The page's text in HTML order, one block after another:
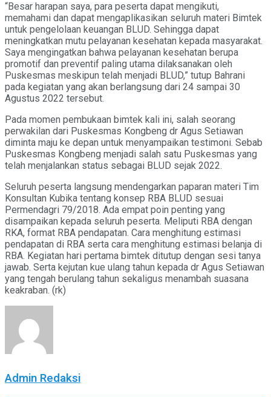
“Besar harapan saya, para peserta dapat mengikuti,
memahami dan dapat mengaplikasikan seluruh materi Bimtek
untuk pengelolaan keuangan BLUD. Sehingga dapat
meningkatkan mutu pelayanan kesehatan kepada masyarakat.
Saya mengingatkan bahwa pelayanan kesehatan berupa
promotif dan preventif paling utama dilaksanakan oleh
Puskesmas meskipun telah menjadi BLUD,” tutup Bahrani
pada kegiatan yang akan berlangsung dari 24 sampai 30
Agustus 2022 tersebut.
Pada momen pembukaan bimtek kali ini, salah seorang
perwakilan dari Puskesmas Kongbeng dr Agus Setiawan
diminta maju ke depan untuk menyampaikan testimoni. Sebab
Puskesmas Kongbeng menjadi salah satu Puskesmas yang
telah menjalankan status sebagai BLUD sejak 2022.
Seluruh peserta langsung mendengarkan paparan materi Tim
Konsultan Kubika tentang konsep RBA BLUD sesuai
Permendagri 79/2018. Ada empat poin penting yang
disampaikan kepada seluruh peserta. Meliputi RBA dengan
RKA, format RBA pendapatan. Cara menghitung estimasi
pendapatan di RBA serta cara menghitung estimasi belanja di
RBA. Kegiatan hari pertama bimtek ditutup dengan sesi tanya
jawab. Serta kejutan kue ulang tahun kepada dr Agus Setiawan
yang tengah berulang tahun sekaligus menambah suasana
keakraban. (rk)
Admin Redaksi